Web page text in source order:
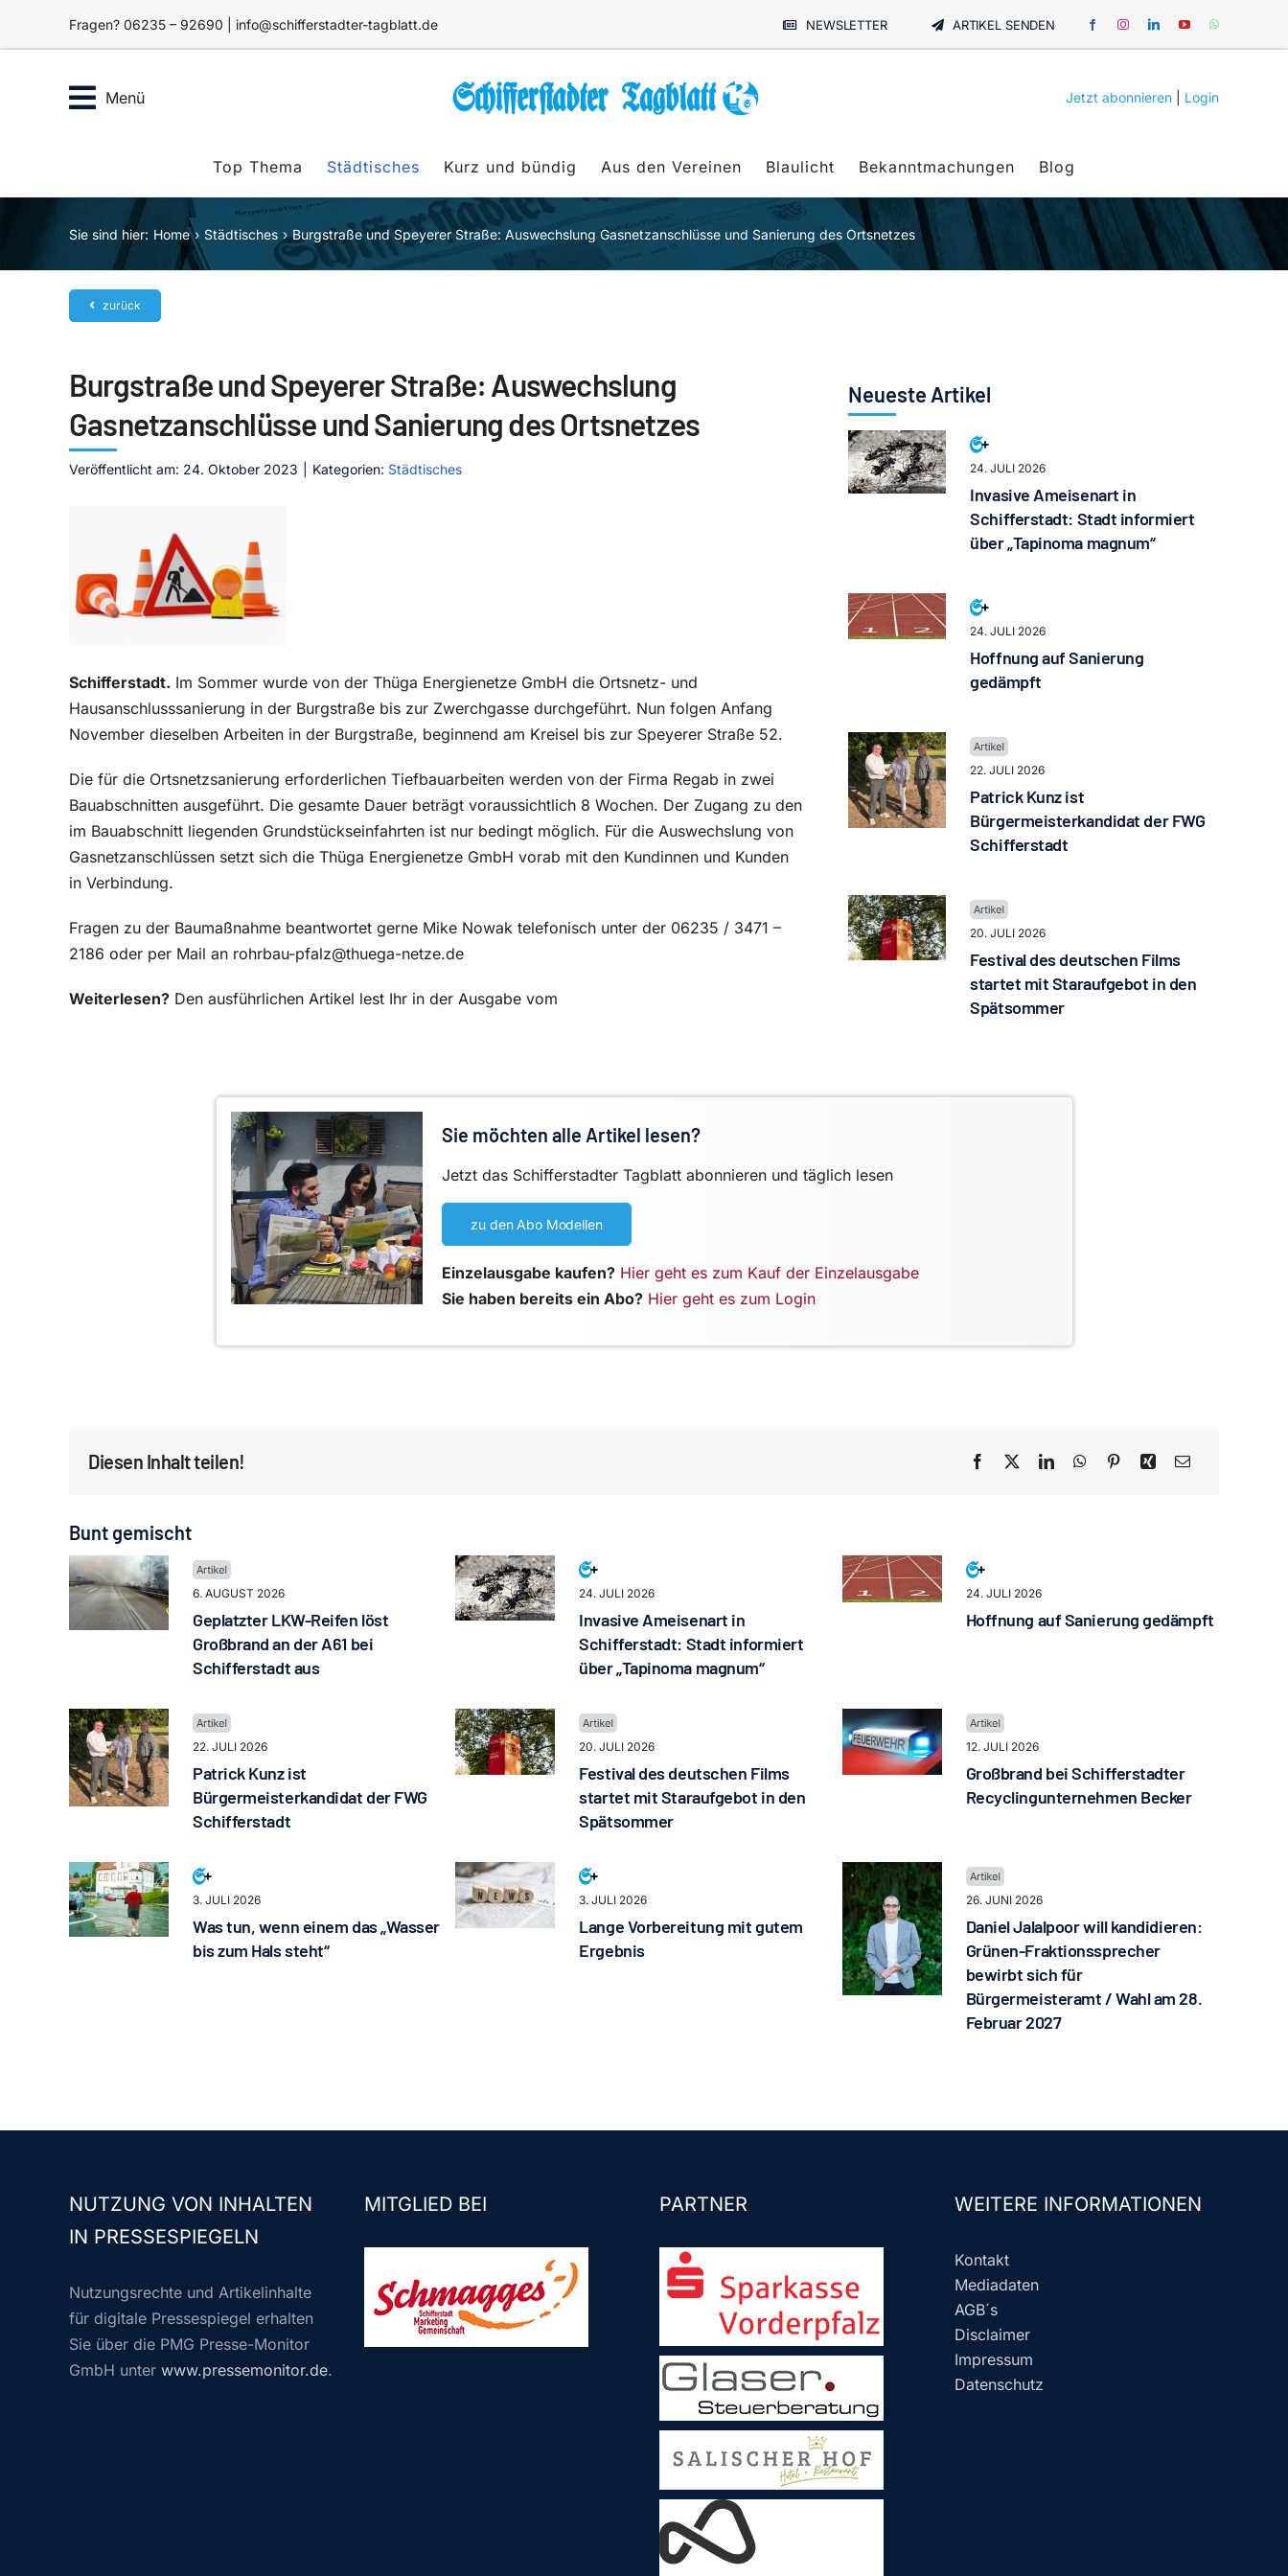
Fragen? 06235 – 92690 | info@schifferstadter-tagblatt.de NEWSLETTER ARTIKEL SENDEN
Menü Jetzt abonnieren Login
Top Thema Städtisches Kurz und bündig Aus den Vereinen Blaulicht Bekanntmachungen Blog
Sie sind hier: Home Städtisches Burgstraße und Speyerer Straße: Auswechslung Gasnetzanschlüsse und Sanierung des Ortsnetzes
zurück
Burgstraße und Speyerer Straße: Auswechslung
Gasnetzanschlüsse und Sanierung des Ortsnetzes
Veröffentlicht am: 24. Oktober 2023 Kategorien: Städtisches
Schifferstadt. Im Sommer wurde von der Thüga Energienetze GmbH die Ortsnetz- und
Hausanschlusssanierung in der Burgstraße bis zur Zwerchgasse durchgeführt. Nun folgen Anfang
November dieselben Arbeiten in der Burgstraße, beginnend am Kreisel bis zur Speyerer Straße 52.
Die für die Ortsnetzsanierung erforderlichen Tiefbauarbeiten werden von der Firma Regab in zwei
Bauabschnitten ausgeführt. Die gesamte Dauer beträgt voraussichtlich 8 Wochen. Der Zugang zu den
im Bauabschnitt liegenden Grundstückseinfahrten ist nur bedingt möglich. Für die Auswechslung von
Gasnetzanschlüssen setzt sich die Thüga Energienetze GmbH vorab mit den Kundinnen und Kunden
in Verbindung.
Fragen zu der Baumaßnahme beantwortet gerne Mike Nowak telefonisch unter der 06235 / 3471 –
2186 oder per Mail an rohrbau-pfalz@thuega-netze.de
Weiterlesen? Den ausführlichen Artikel lest Ihr in der Ausgabe vom
Neueste Artikel
24. JULI 2026
Invasive Ameisenart in
Schifferstadt: Stadt informiert
über „Tapinoma magnum“
24. JULI 2026
Hoffnung auf Sanierung
gedämpft
22. JULI 2026
Patrick Kunz ist
Bürgermeisterkandidat der FWG
Schifferstadt
20. JULI 2026
Festival des deutschen Films
startet mit Staraufgebot in den
Spätsommer
Sie möchten alle Artikel lesen?
Jetzt das Schifferstadter Tagblatt abonnieren und täglich lesen
zu den Abo Modellen
Einzelausgabe kaufen? Hier geht es zum Kauf der Einzelausgabe
Sie haben bereits ein Abo? Hier geht es zum Login
Diesen Inhalt teilen!
Bunt gemischt
6. AUGUST 2026
Geplatzter LKW-Reifen löst
Großbrand an der A61 bei
Schifferstadt aus
24. JULI 2026
Invasive Ameisenart in
Schifferstadt: Stadt informiert
über „Tapinoma magnum“
24. JULI 2026
Hoffnung auf Sanierung gedämpft
22. JULI 2026
Patrick Kunz ist
Bürgermeisterkandidat der FWG
Schifferstadt
20. JULI 2026
Festival des deutschen Films
startet mit Staraufgebot in den
Spätsommer
12. JULI 2026
Großbrand bei Schifferstadter
Recyclingunternehmen Becker
3. JULI 2026
Was tun, wenn einem das „Wasser
bis zum Hals steht“
3. JULI 2026
Lange Vorbereitung mit gutem
Ergebnis
26. JUNI 2026
Daniel Jalalpoor will kandidieren:
Grünen-Fraktionssprecher
bewirbt sich für
Bürgermeisteramt / Wahl am 28.
Februar 2027
NUTZUNG VON INHALTEN
IN PRESSESPIEGELN
Nutzungsrechte und Artikelinhalte
für digitale Pressespiegel erhalten
Sie über die PMG Presse-Monitor
GmbH unter www.pressemonitor.de.
MITGLIED BEI PARTNER WEITERE INFORMATIONEN
Kontakt
Mediadaten
AGB´s
Disclaimer
Impressum
Datenschutz